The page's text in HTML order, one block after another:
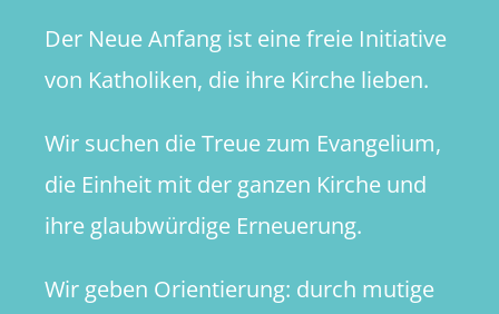
Der Neue Anfang ist eine freie Initiative
von Katholiken, die ihre Kirche lieben.
Wir suchen die Treue zum Evangelium,
die Einheit mit der ganzen Kirche und
ihre glaubwürdige Erneuerung.
Wir geben Orientierung: durch mutige